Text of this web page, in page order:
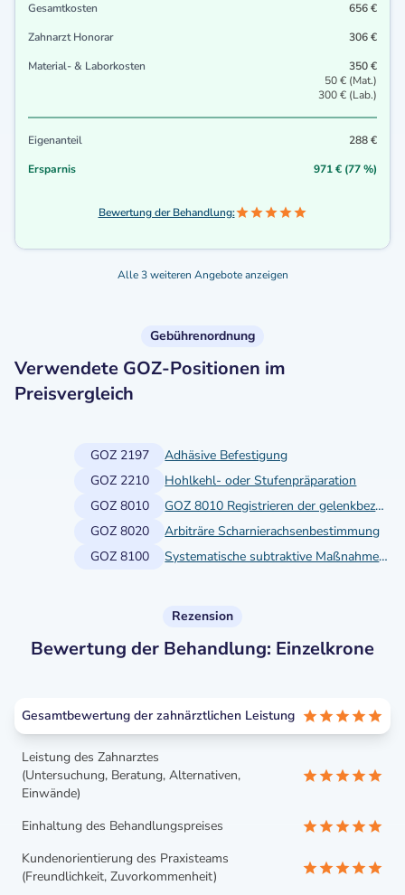
Gesamtkosten
656 €
Zahnarzt Honorar
306 €
Material- & Laborkosten
350 €
50 € (Mat.)
300 € (Lab.)
Eigenanteil
288 €
Ersparnis
971 € (77 %)
Bewertung der Behandlung:
Alle 3 weiteren Angebote anzeigen
Gebührenordnung
Verwendete GOZ-Positionen im
Preisvergleich
GOZ 2197
Adhäsive Befestigung
GOZ 2210
Hohlkehl- oder Stufenpräparation
GOZ 8010
GOZ 8010 Registrieren der gelenkbezüglichen Zentrallage des Unterkiefers
GOZ 8020
Arbiträre Scharnierachsenbestimmung
GOZ 8100
Systematische subtraktive Maßnahmen am natürlichen Gebiss oder Zahnersatz
Rezension
Bewertung der Behandlung: Einzelkrone
Gesamtbewertung der zahnärztlichen Leistung
Leistung des Zahnarztes
(Untersuchung, Beratung, Alternativen,
Einwände)
Einhaltung des Behandlungspreises
Kundenorientierung des Praxisteams
(Freundlichkeit, Zuvorkommenheit)